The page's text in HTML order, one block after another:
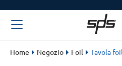
Home Negozio Foil Tavola foil